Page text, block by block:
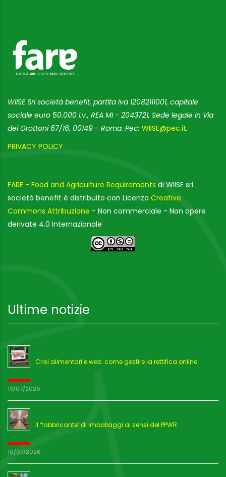
WIISE Srl società benefit, partita Iva 12082111001, capitale
sociale euro 50.000 i.v., REA MI - 2043721, Sede legale in Via
dei Grottoni 67/16, 00149 - Roma. Pec: WIISE@pec.it.
PRIVACY POLICY
FARE - Food and Agriculture Requirements di WIISE srl
società benefit è distribuito con Licenza Creative
Commons Attribuzione - Non commerciale - Non opere
derivate 4.0 Internazionale
Ultime notizie
Crisi alimentari e web: come gestire la rettifica online
13/07/2026
Il ‘fabbricante’ di imballaggi ai sensi del PPWR
10/07/2026